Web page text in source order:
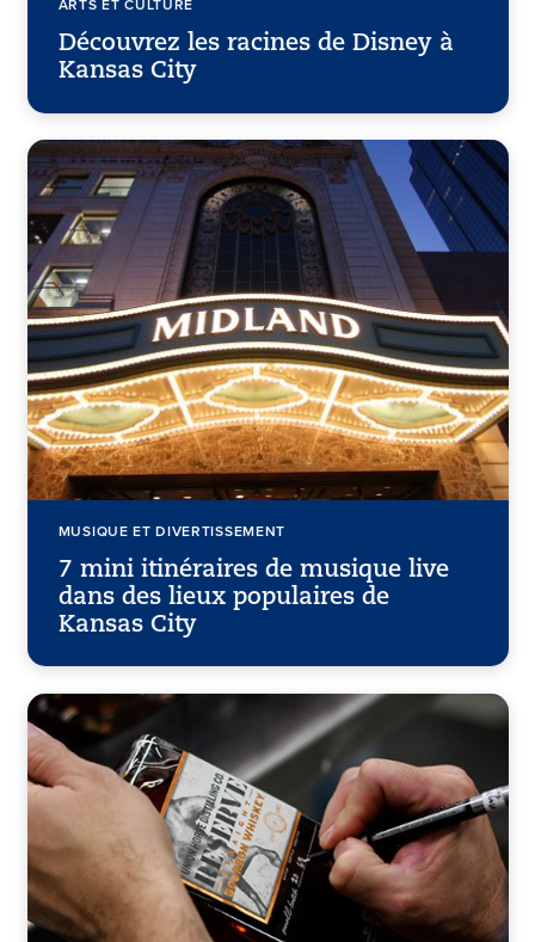
ARTS ET CULTURE
Découvrez les racines de Disney à
Kansas City
MUSIQUE ET DIVERTISSEMENT
7 mini itinéraires de musique live
dans des lieux populaires de
Kansas City